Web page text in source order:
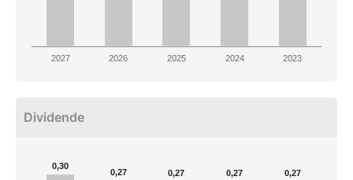
2027 2026 2025 2024 2023
Dividende
0,30
0,27 0,27 0,27 0,27